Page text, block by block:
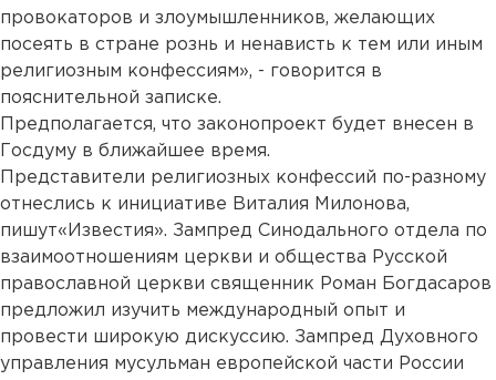
провокаторов и злоумышленников, желающих
посеять в стране рознь и ненависть к тем или иным
религиозным конфессиям», - говорится в
пояснительной записке.
Предполагается, что законопроект будет внесен в
Госдуму в ближайшее время.
Представители религиозных конфессий по-разному
отнеслись к инициативе Виталия Милонова,
пишут«Известия». Зампред Синодального отдела по
взаимоотношениям церкви и общества Русской
православной церкви священник Роман Богдасаров
предложил изучить международный опыт и
провести широкую дискуссию. Зампред Духовного
управления мусульман европейской части России